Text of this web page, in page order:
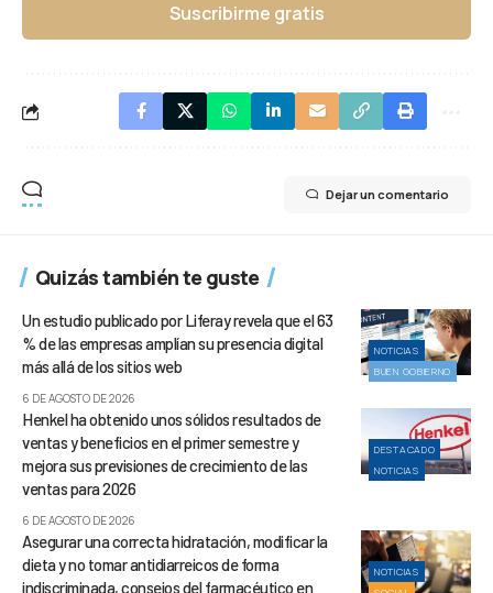
Suscribirme gratis
Dejar un comentario
Quizás también te guste
NOTICIAS
BUEN GOBIERNO
Un estudio publicado por Liferay revela que el 63
% de las empresas amplían su presencia digital
más allá de los sitios web
6 DE AGOSTO DE 2026
DESTACADO
NOTICIAS
Henkel ha obtenido unos sólidos resultados de
ventas y beneficios en el primer semestre y
mejora sus previsiones de crecimiento de las
ventas para 2026
6 DE AGOSTO DE 2026
NOTICIAS
Asegurar una correcta hidratación, modificar la
dieta y no tomar antidiarreicos de forma
indiscriminada, consejos del farmacéutico en